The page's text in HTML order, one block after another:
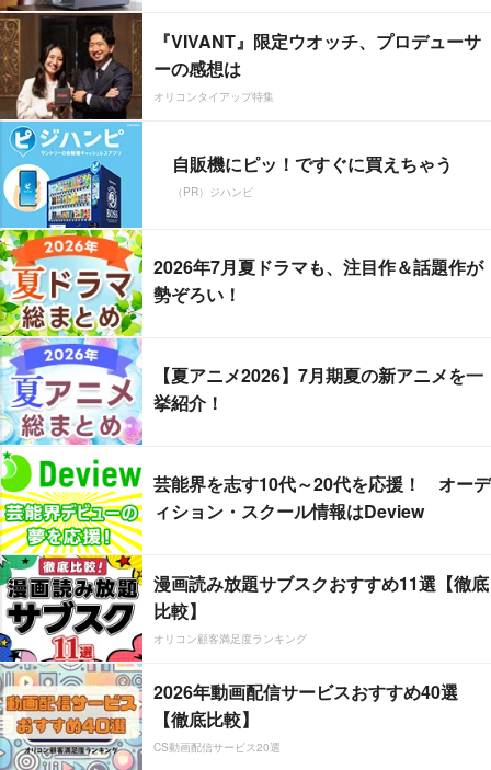
『VIVANT』限定ウオッチ、プロデューサ
ーの感想は
オリコンタイアップ特集
自販機にピッ！ですぐに買えちゃう
（PR）ジハンピ
2026年7月夏ドラマも、注目作＆話題作が
勢ぞろい！
【夏アニメ2026】7月期夏の新アニメを一
挙紹介！
芸能界を志す10代～20代を応援！ オーデ
ィション・スクール情報はDeview
漫画読み放題サブスクおすすめ11選【徹底
比較】
オリコン顧客満足度ランキング
2026年動画配信サービスおすすめ40選
【徹底比較】
CS動画配信サービス20選